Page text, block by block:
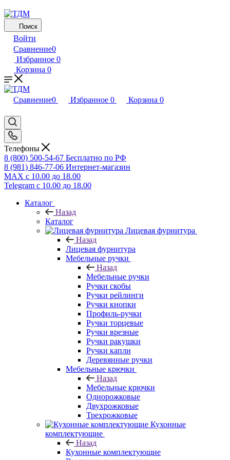
Поиск
Войти
Сравнение0
Избранное 0
Корзина 0
Сравнение0 Избранное 0 Корзина 0
Телефоны
8 (800) 500-54-67 Бесплатно по РФ
8 (981) 846-77-06 Интернет-магазин
MAX с 10.00 до 18.00
Telegram с 10.00 до 18.00
Каталог
Назад
Каталог
Лицевая фурнитура
Назад
Лицевая фурнитура
Мебельные ручки
Назад
Мебельные ручки
Ручки скобы
Ручки рейлинги
Ручки кнопки
Профиль-ручки
Ручки торцевые
Ручки врезные
Ручки ракушки
Ручки капли
Деревянные ручки
Мебельные крючки
Назад
Мебельные крючки
Однорожковые
Двухрожковые
Трехрожковые
Кухонные
комплектующие
Назад
Кухонные комплектующие